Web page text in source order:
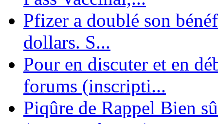
Pfizer a doublé son
dollars. S...
Pour en discuter et en
forums (inscripti...
Piqûre de Rappel Bien